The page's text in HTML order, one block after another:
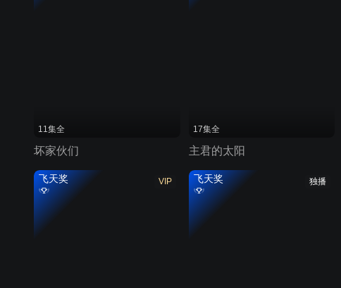
11集全
坏家伙们
17集全
主君的太阳
VIP
飞天奖 独播
飞天奖